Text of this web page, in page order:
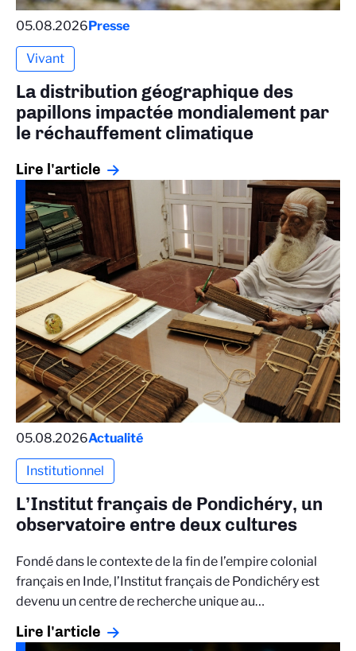
05.08.2026Presse
Vivant
La distribution géographique des
papillons impactée mondialement par
le réchauffement climatique
Lire l'article
05.08.2026Actualité
Institutionnel
L’Institut français de Pondichéry, un
observatoire entre deux cultures
Fondé dans le contexte de la fin de l’empire colonial
français en Inde, l’Institut français de Pondichéry est
devenu un centre de recherche unique au…
Lire l'article